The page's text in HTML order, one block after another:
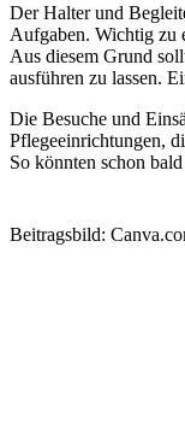
Der Halter und
Aufgaben. Wichtig zu
Aus diesem Grund
ausführen zu lassen.
Die Besuche und
Pflegeeinrichtungen,
So könnten schon
Beitragsbild: